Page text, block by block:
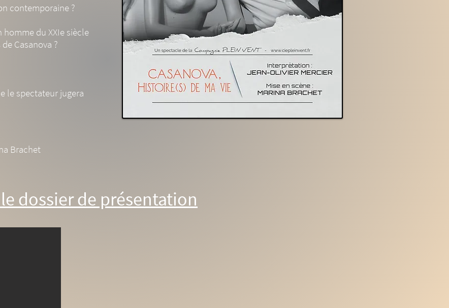
contemporaine ?
du XXIe siècle
Casanova ?
le spectateur jugera
Brachet
dossier de présentation